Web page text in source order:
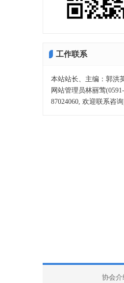
工作联系
本站站长、主编：郭洪
网站管理员林丽莺
87024060, 欢迎联系咨询)
协会介